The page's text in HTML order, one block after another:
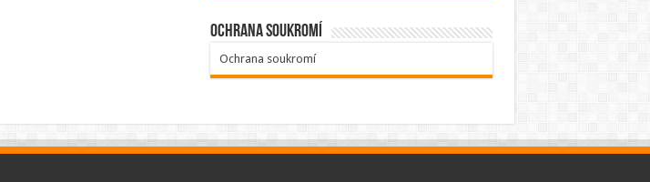
Ochrana soukromí
Ochrana soukromí